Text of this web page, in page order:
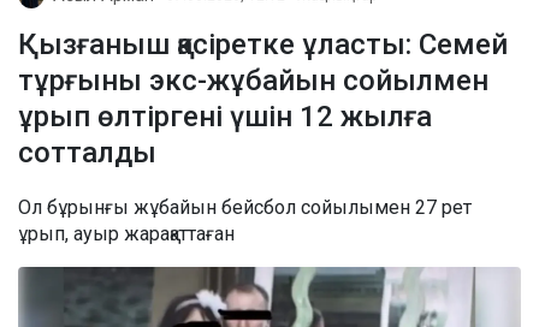
Қызғаныш қасіретке ұласты: Семей
тұрғыны экс-жұбайын сойылмен
ұрып өлтіргені үшін 12 жылға
сотталды
Ол бұрынғы жұбайын бейсбол сойылымен 27 рет
ұрып, ауыр жарақаттаған